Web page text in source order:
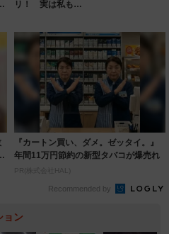
リ！ 実は私も…
『カートン買い、ダメ。ゼッタイ。』
年間11万円節約の新型タバコが爆売れ
PR(株式会社HAL)
Recommended by
ョン